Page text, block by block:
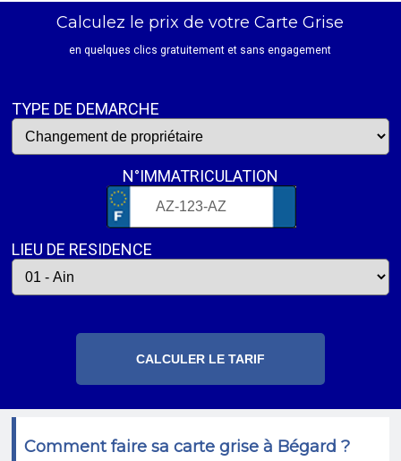
Calculez le prix de votre Carte Grise
en quelques clics gratuitement et sans engagement
TYPE DE DEMARCHE
N°IMMATRICULATION
LIEU DE RESIDENCE
Comment faire sa carte grise à Bégard ?